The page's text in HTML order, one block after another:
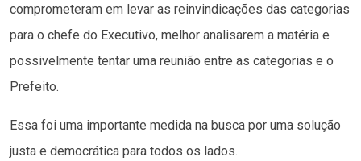
comprometeram em levar as reinvindicações das categorias
para o chefe do Executivo, melhor analisarem a matéria e
possivelmente tentar uma reunião entre as categorias e o
Prefeito.
Essa foi uma importante medida na busca por uma solução
justa e democrática para todos os lados.